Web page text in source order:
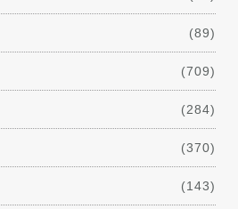
(89)
(709)
(284)
(370)
(143)